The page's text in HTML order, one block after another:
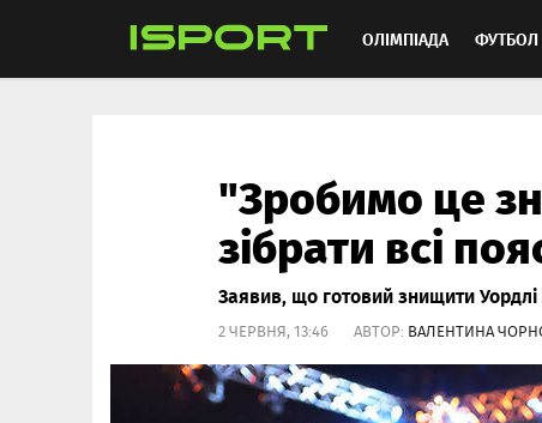
ОЛІМПІАДА ФУТБОЛ
"Зробимо це
зібрати всі
Заявив, що готовий знищити
2 ЧЕРВНЯ, 13:46 АВТОР: ВАЛЕНТИНА